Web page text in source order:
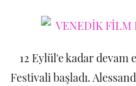
12 Eylül'e kadar devam
Festivali başladı.